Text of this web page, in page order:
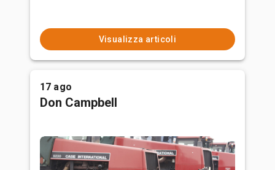
Visualizza articoli
17 ago
Don Campbell